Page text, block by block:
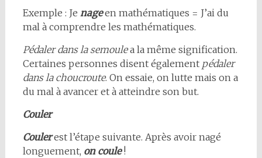
Exemple : Je nageen mathématiques = J’ai du
mal à comprendre les mathématiques.
Pédaler dans la semoulea la même signification.
Certaines personnes disent également pédaler
dans la choucroute. On essaie, on lutte mais on a
du mal à avancer et à atteindre son but.
Couler
Coulerest l’étape suivante. Après avoir nagé
longuement, on coule!